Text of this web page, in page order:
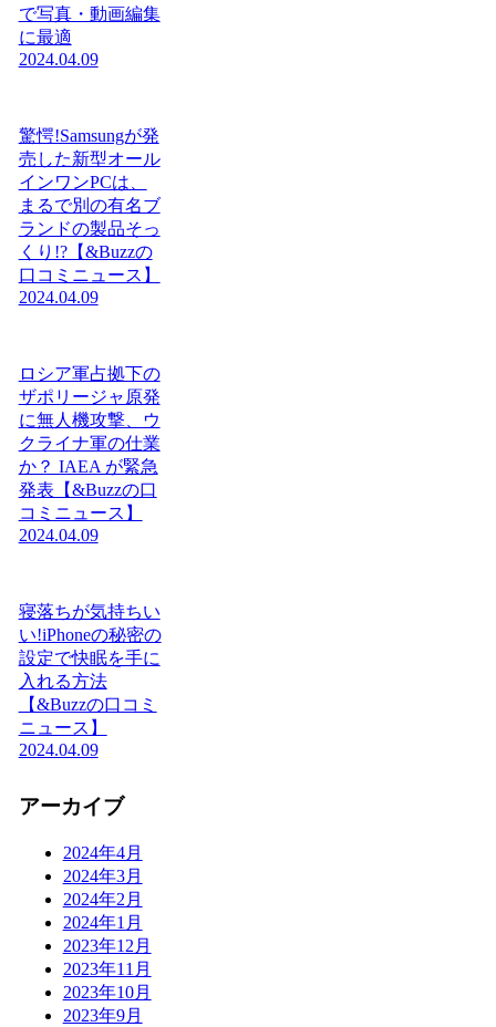
で写真・動画編集
に最適
2024.04.09
驚愕!Samsungが発
売した新型オール
インワンPCは、
まるで別の有名ブ
ランドの製品そっ
くり!?【&Buzzの
口コミニュース】
2024.04.09
ロシア軍占拠下の
ザポリージャ原発
に無人機攻撃、ウ
クライナ軍の仕業
か？ IAEA が緊急
発表【&Buzzの口
コミニュース】
2024.04.09
寝落ちが気持ちい
い!iPhoneの秘密の
設定で快眠を手に
入れる方法
【&Buzzの口コミ
ニュース】
2024.04.09
アーカイブ
2024年4月
2024年3月
2024年2月
2024年1月
2023年12月
2023年11月
2023年10月
2023年9月